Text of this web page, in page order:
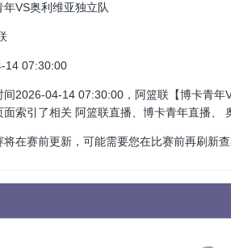
年VS奥利维亚独立队
14 07:30:00
间2026-04-14 07:30:00，阿篮联【博卡青
索引了相关 阿篮联直播、博卡青年直播、
将在赛前更新，可能需要您在比赛前再刷新